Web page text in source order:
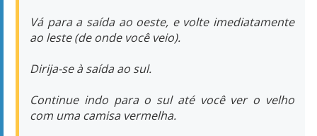
Vá para a saída ao oeste, e volte imediatamente
ao leste (de onde você veio).
Dirija-se à saída ao sul.
Continue indo para o sul até você ver o velho
com uma camisa vermelha.